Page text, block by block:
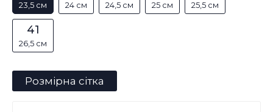
23,5 см 24 см 24,5 см 25 см 25,5 см
41
26,5 см
Розмірна сітка